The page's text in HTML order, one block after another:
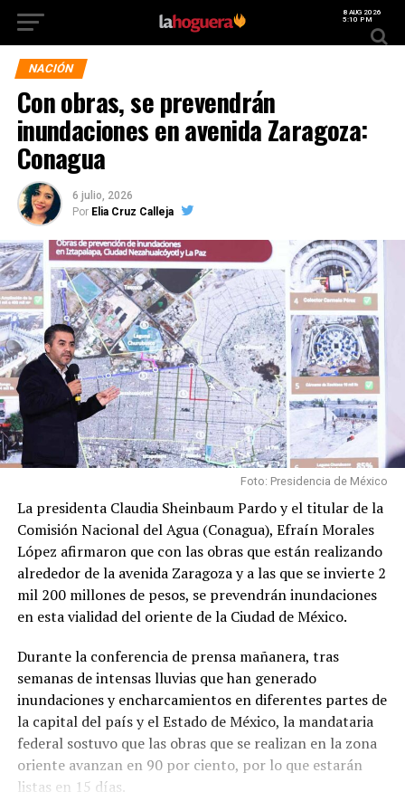
8 AUG 2026
5:10 PM
NACIÓN
Con obras, se prevendrán
inundaciones en avenida Zaragoza:
Conagua
6 julio, 2026
Por Elia Cruz Calleja
Foto: Presidencia de México
La presidenta Claudia Sheinbaum Pardo y el titular de la
Comisión Nacional del Agua (Conagua), Efraín Morales
López afirmaron que con las obras que están realizando
alrededor de la avenida Zaragoza y a las que se invierte 2
mil 200 millones de pesos, se prevendrán inundaciones
en esta vialidad del oriente de la Ciudad de México.
Durante la conferencia de prensa mañanera, tras
semanas de intensas lluvias que han generado
inundaciones y encharcamientos en diferentes partes de
la capital del país y el Estado de México, la mandataria
federal sostuvo que las obras que se realizan en la zona
oriente avanzan en 90 por ciento, por lo que estarán
listas en 15 días.